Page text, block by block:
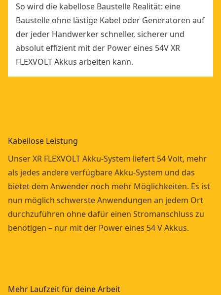
Mehr anzeigen
So wird die kabellose Baustelle Realität: eine
Baustelle ohne lästige Kabel oder Generatoren auf
der jeder Handwerker schneller, sicherer und
absolut effizient mit der Power eines 54V XR
FLEXVOLT Akkus arbeiten kann.
Kabellose Leistung
Unser XR FLEXVOLT Akku-System liefert 54 Volt, mehr
als jedes andere verfügbare Akku-System und das
bietet dem Anwender noch mehr Möglichkeiten. Es ist
nun möglich schwerste Anwendungen an jedem Ort
durchzuführen ohne dafür einen Stromanschluss zu
benötigen – nur mit der Power eines 54 V Akkus.
Mehr Laufzeit für deine Arbeit